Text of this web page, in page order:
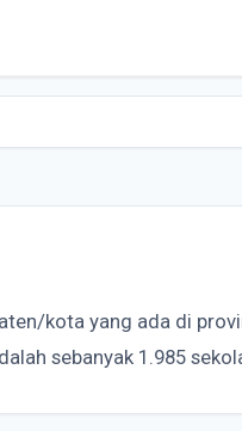
kota yang ada di
sebanyak 1.985